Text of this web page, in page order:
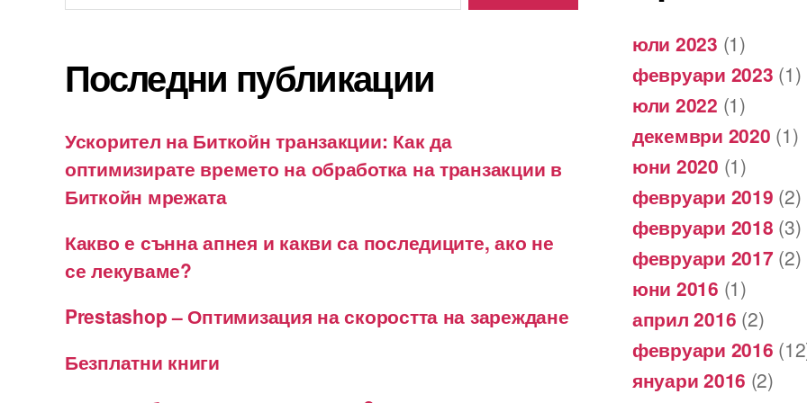
Последни публикации
Ускорител на Биткойн транзакции: Как да
оптимизирате времето на обработка на транзакции в
Биткойн мрежата
Какво е сънна апнея и какви са последиците, ако не
се лекуваме?
Prestashop – Оптимизация на скоростта на зареждане
Безплатни книги
юли 2023 (1)
февруари 2023 (1)
юли 2022 (1)
декември 2020 (1)
юни 2020 (1)
февруари 2019 (2)
февруари 2018 (3)
февруари 2017 (2)
юни 2016 (1)
април 2016 (2)
февруари 2016
януари 2016 (2)